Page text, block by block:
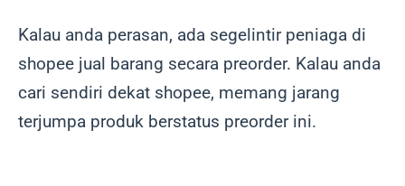
Kalau anda perasan, ada segelintir peniaga di
shopee jual barang secara preorder. Kalau anda
cari sendiri dekat shopee, memang jarang
terjumpa produk berstatus preorder ini.